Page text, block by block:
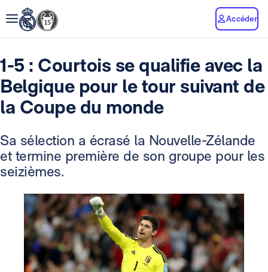
Accéder
1-5 : Courtois se qualifie avec la
Belgique pour le tour suivant de
la Coupe du monde
Sa sélection a écrasé la Nouvelle-Zélande
et termine première de son groupe pour les
seizièmes.